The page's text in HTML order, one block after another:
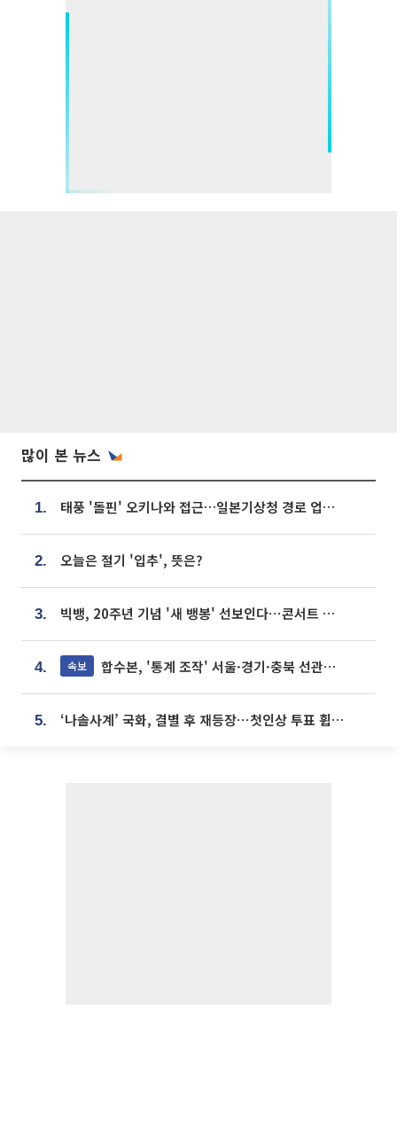
많이 본 뉴스
1. 태풍 '돌핀' 오키나와 접근…일본기상청 경로 업데이트
2. 오늘은 절기 '입추', 뜻은?
3. 빅뱅, 20주년 기념 '새 뱅봉' 선보인다⋯콘서트 앞두고 팝업 개최
4. 속보 합수본, '통계 조작' 서울·경기·충북 선관위 등 추가 압수수색
5. ‘나솔사계’ 국화, 결별 후 재등장⋯첫인상 투표 휩쓸고 ‘인기녀’ 등극